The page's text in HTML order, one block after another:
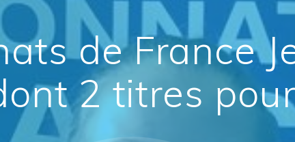
de France
2 titres